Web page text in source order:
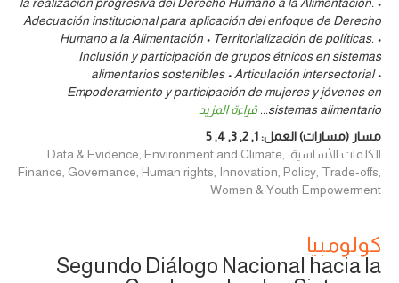
Adecuación institucional para aplicación del enfoque de Derecho
Humano a la Alimentación • Territorialización de políticas. •
Inclusión y participación de grupos étnicos en sistemas
alimentarios sostenibles • Articulación intersectorial •
Empoderamiento y participación de mujeres y jóvenes en
sistemas alimentario
... قراءة المزيد
مسار (مسارات) العمل:1
,
2
,
3
,
4
,
5
الكلمات الأساسية: Data & Evidence, Environment and Climate,
Finance, Governance, Human rights, Innovation, Policy, Trade-offs,
Women & Youth Empowerment
كولومبيا
Segundo Diálogo Nacional hacia la